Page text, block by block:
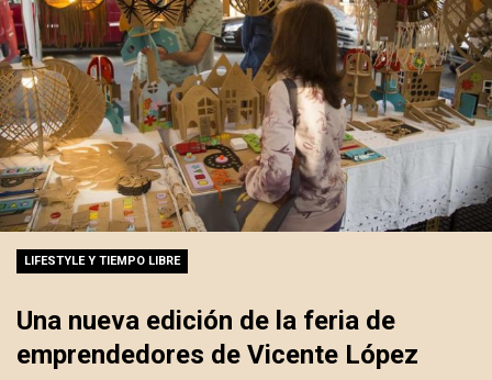
LIFESTYLE Y TIEMPO LIBRE
Una nueva edición de la feria de
emprendedores de Vicente López